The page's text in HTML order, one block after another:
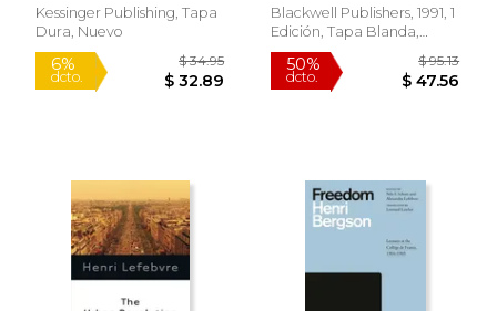
6% 50%
Francés)
Kessinger Publishing, Tapa
Dura, Nuevo
Blackwell Publishers, 1991, 1
Edición, Tapa Blanda,
Nuevo